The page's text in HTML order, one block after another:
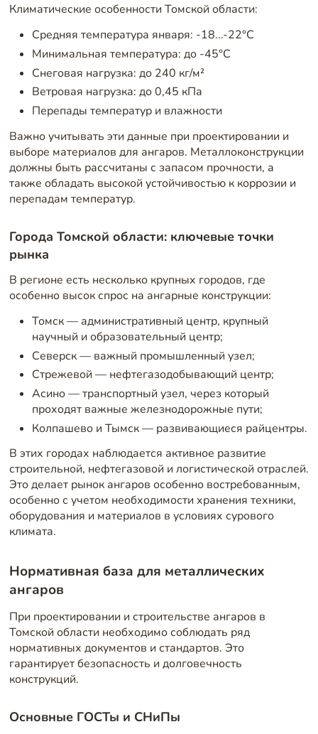
Климатические особенности Томской области:
Средняя температура января: -18...-22°C
Минимальная температура: до -45°C
Снеговая нагрузка: до 240 кг/м²
Ветровая нагрузка: до 0,45 кПа
Перепады температур и влажности
Важно учитывать эти данные при проектировании и
выборе материалов для ангаров. Металлоконструкции
должны быть рассчитаны с запасом прочности, а
также обладать высокой устойчивостью к коррозии и
перепадам температур.
Города Томской области: ключевые точки
рынка
В регионе есть несколько крупных городов, где
особенно высок спрос на ангарные конструкции:
Томск — административный центр, крупный
научный и образовательный центр;
Северск — важный промышленный узел;
Стрежевой — нефтегазодобывающий центр;
Асино — транспортный узел, через который
проходят важные железнодорожные пути;
Колпашево и Тымск — развивающиеся райцентры.
В этих городах наблюдается активное развитие
строительной, нефтегазовой и логистической отраслей.
Это делает рынок ангаров особенно востребованным,
особенно с учетом необходимости хранения техники,
оборудования и материалов в условиях сурового
климата.
Нормативная база для металлических
ангаров
При проектировании и строительстве ангаров в
Томской области необходимо соблюдать ряд
нормативных документов и стандартов. Это
гарантирует безопасность и долговечность
конструкций.
Основные ГОСТы и СНиПы